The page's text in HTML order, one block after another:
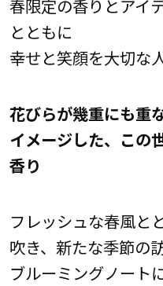
春限定の香りとアイ
とともに
幸せと笑顔を大切な
花びらが幾重にも重
イメージした、この
香り
フレッシュな春風と
吹き、新たな季節の
ブルーミングノート